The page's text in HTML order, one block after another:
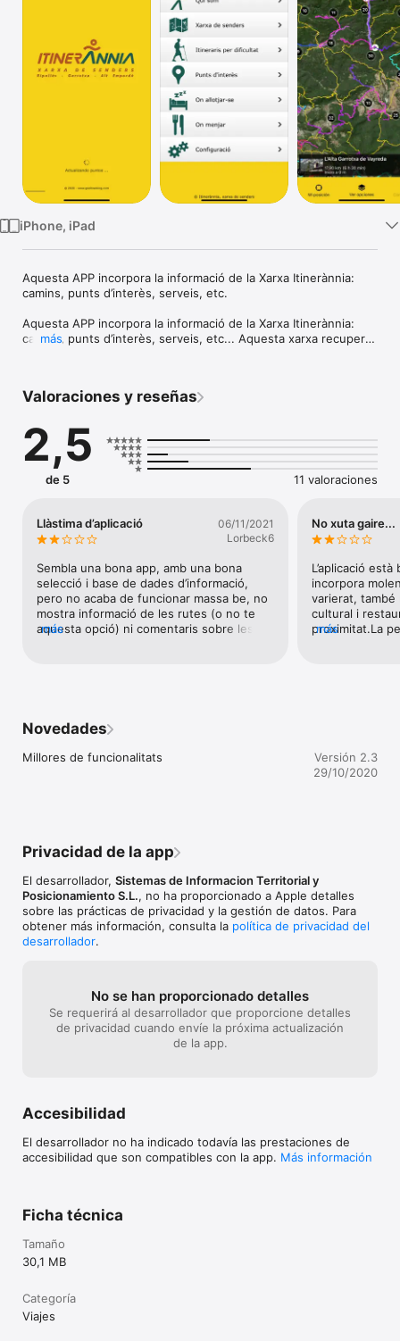
iPhone, iPad
Aquesta APP incorpora la informació de la Xarxa Itinerànnia:
camins, punts d’interès, serveis, etc.
Aquesta APP incorpora la informació de la Xarxa Itinerànnia:
camins, punts d’interès, serveis, etc... Aquesta xarxa recupera
els principals atractius dels visitants al nostre país, i permet
Si amb cotxe es pot arribar a qualsevol racó, ara, a peu, també
és possible. Com si es tractés d’una xarxa de carreteres, us
podeu endinsar pels racons més emblemàtics de les nostres
terres, descobrir paratges de gran bellesa disposant d’una
practicar l’activitat que més us agradi.
más
Valoraciones y reseñas
2,5
de 5 11 valoraciones
Llàstima d’aplicació
06/11/2021
Lorbeck6
Sembla una bona app, amb una bona
selecció i base de dades d’informació,
pero no acaba de funcionar massa be, no
mostra informació de les rutes (o no te
aquesta opció) ni comentaris sobre les
más
No xuta gaire...
L’aplicació
incorpora
varierat, també
cultural i
proximitat.La
más
Novedades
Millores de funcionalitats
Versión 2.3
29/10/2020
Privacidad de la app
El desarrollador, Sistemas de Informacion Territorial y
Posicionamiento S.L., no ha proporcionado a Apple detalles
sobre las prácticas de privacidad y la gestión de datos. Para
obtener más información, consulta la política de privacidad del
desarrollador.
No se han proporcionado detalles
Se requerirá al desarrollador que proporcione detalles
de privacidad cuando envíe la próxima actualización
de la app.
Accesibilidad
El desarrollador no ha indicado todavía las prestaciones de
accesibilidad que son compatibles con la app. Más información
Ficha técnica
Tamaño
30,1 MB
Categoría
Viajes